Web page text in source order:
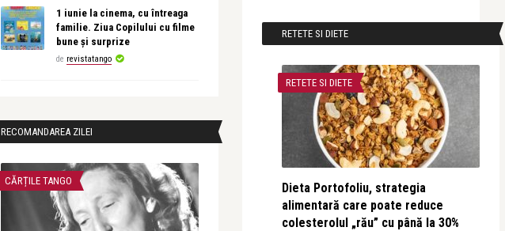
1 iunie la cinema, cu întreaga
familie. Ziua Copilului cu filme
bune și surprize
de revistatango
RECOMANDAREA ZILEI
CĂRȚILE TANGO
RETETE SI DIETE
RETETE SI DIETE
Dieta Portofoliu, strategia
alimentară care poate reduce
colesterolul „rău” cu până la 30%